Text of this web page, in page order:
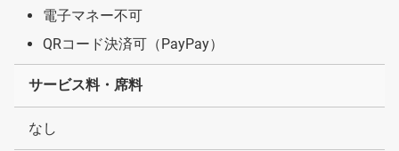
電子マネー不可
QRコード決済可（PayPay）
サービス料・席料
なし